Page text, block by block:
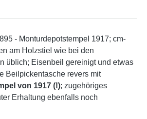
- Monturdepotstempel 1917; cm-
am Holzstiel wie bei den
üblich; Eisenbeil gereinigt und etwas
Beilpickentasche revers mit
von 1917 (!); zugehöriges
Erhaltung ebenfalls noch